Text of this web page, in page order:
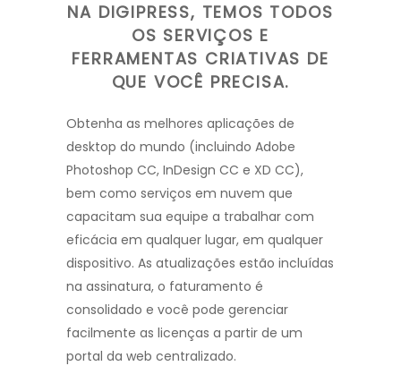
NA DIGIPRESS, TEMOS TODOS
OS SERVIÇOS E
FERRAMENTAS CRIATIVAS DE
QUE VOCÊ PRECISA.
Obtenha as melhores aplicações de
desktop do mundo (incluindo Adobe
Photoshop CC, InDesign CC e XD CC),
bem como serviços em nuvem que
capacitam sua equipe a trabalhar com
eficácia em qualquer lugar, em qualquer
dispositivo. As atualizações estão incluídas
na assinatura, o faturamento é
consolidado e você pode gerenciar
facilmente as licenças a partir de um
portal da web centralizado.